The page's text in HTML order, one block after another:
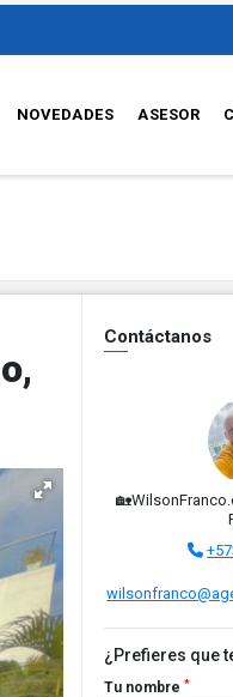
NOVEDADES ASESOR
Contáctanos
¿Prefieres que
Tu nombre *